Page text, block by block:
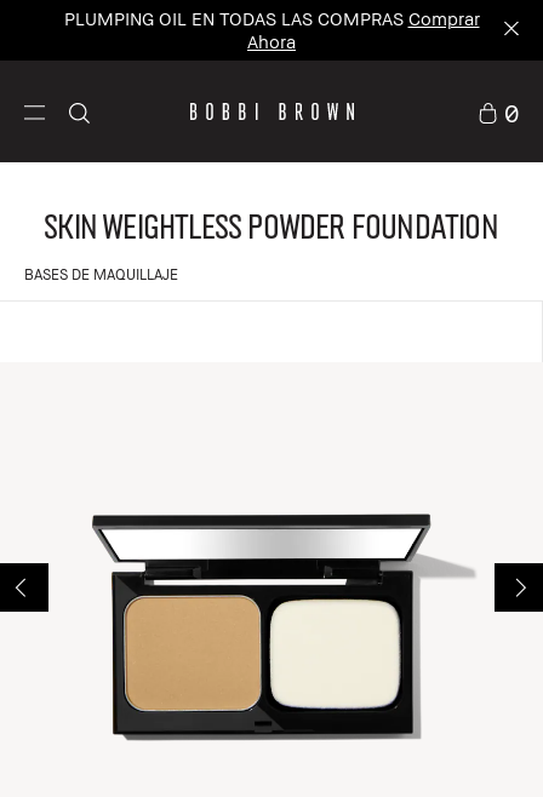
PLUMPING OIL EN TODAS LAS COMPRAS Comprar
Ahora
0
Skin Weightless Powder Foundation
BASES DE MAQUILLAJE